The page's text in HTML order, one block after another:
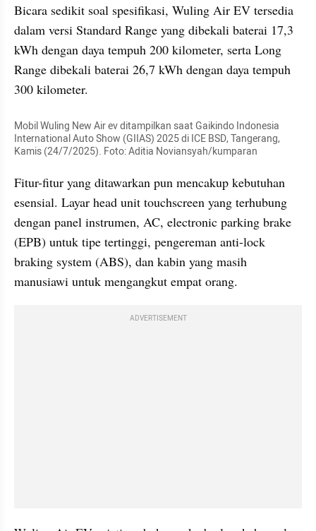
Bicara sedikit soal spesifikasi, Wuling Air EV tersedia
dalam versi Standard Range yang dibekali baterai 17,3
kWh dengan daya tempuh 200 kilometer, serta Long
Range dibekali baterai 26,7 kWh dengan daya tempuh
300 kilometer.
Mobil Wuling New Air ev ditampilkan saat Gaikindo Indonesia
International Auto Show (GIIAS) 2025 di ICE BSD, Tangerang,
Kamis (24/7/2025). Foto: Aditia Noviansyah/kumparan
Fitur-fitur yang ditawarkan pun mencakup kebutuhan
esensial. Layar head unit touchscreen yang terhubung
dengan panel instrumen, AC, electronic parking brake
(EPB) untuk tipe tertinggi, pengereman anti-lock
braking system (ABS), dan kabin yang masih
manusiawi untuk mengangkut empat orang.
ADVERTISEMENT